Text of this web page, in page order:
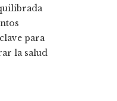
para
la salud